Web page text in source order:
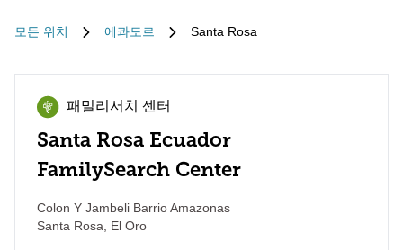
모든 위치 에콰도르 Santa Rosa
패밀리서치 센터
Santa Rosa Ecuador
FamilySearch Center
Colon Y Jambeli Barrio Amazonas
Santa Rosa
El Oro